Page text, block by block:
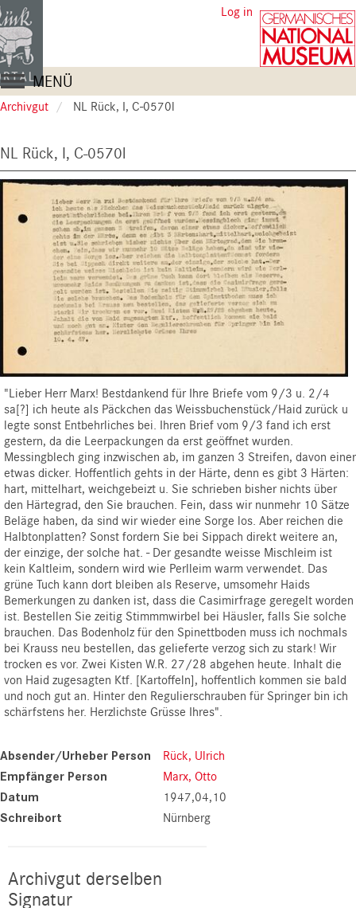
Skip
to
main
content
User
account
menu
Log in
Main
navigation
MENÜ
Archivgut NL Rück, I, C-0570l
NL Rück, I, C-0570l
"Lieber Herr Marx! Bestdankend für Ihre Briefe vom 9/3 u. 2/4
sa[?] ich heute als Päckchen das Weissbuchenstück/Haid zurück u
legte sonst Entbehrliches bei. Ihren Brief vom 9/3 fand ich erst
gestern, da die Leerpackungen da erst geöffnet wurden.
Messingblech ging inzwischen ab, im ganzen 3 Streifen, davon einer
etwas dicker. Hoffentlich gehts in der Härte, denn es gibt 3 Härten:
hart, mittelhart, weichgebeizt u. Sie schrieben bisher nichts über
den Härtegrad, den Sie brauchen. Fein, dass wir nunmehr 10 Sätze
Beläge haben, da sind wir wieder eine Sorge los. Aber reichen die
Halbtonplatten? Sonst fordern Sie bei Sippach direkt weitere an,
der einzige, der solche hat. - Der gesandte weisse Mischleim ist
kein Kaltleim, sondern wird wie Perlleim warm verwendet. Das
grüne Tuch kann dort bleiben als Reserve, umsomehr Haids
Bemerkungen zu danken ist, dass die Casimirfrage geregelt worden
ist. Bestellen Sie zeitig Stimmmwirbel bei Häusler, falls Sie solche
brauchen. Das Bodenholz für den Spinettboden muss ich nochmals
bei Krauss neu bestellen, das gelieferte verzog sich zu stark! Wir
trocken es vor. Zwei Kisten W.R. 27/28 abgehen heute. Inhalt die
von Haid zugesagten Ktf. [Kartoffeln], hoffentlich kommen sie bald
und noch gut an. Hinter den Regulierschrauben für Springer bin ich
schärfstens her. Herzlichste Grüsse Ihres".
Absender/Urheber Person Rück, Ulrich
Empfänger Person Marx, Otto
Datum 1947,04,10
Schreibort Nürnberg
Archivgut derselben
Signatur